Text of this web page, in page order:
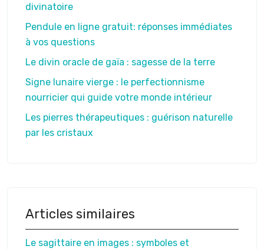
divinatoire
Pendule en ligne gratuit: réponses immédiates
à vos questions
Le divin oracle de gaïa : sagesse de la terre
Signe lunaire vierge : le perfectionnisme
nourricier qui guide votre monde intérieur
Les pierres thérapeutiques : guérison naturelle
par les cristaux
Articles similaires
Le sagittaire en images : symboles et